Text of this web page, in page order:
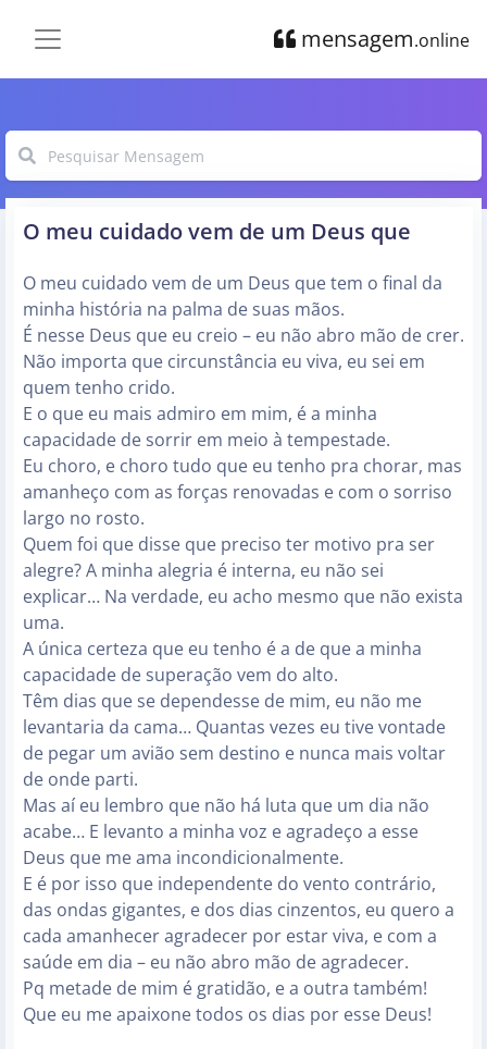
mensagem.online
O meu cuidado vem de um Deus que
O meu cuidado vem de um Deus que tem o final da
minha história na palma de suas mãos.
É nesse Deus que eu creio – eu não abro mão de crer.
Não importa que circunstância eu viva, eu sei em
quem tenho crido.
E o que eu mais admiro em mim, é a minha
capacidade de sorrir em meio à tempestade.
Eu choro, e choro tudo que eu tenho pra chorar, mas
amanheço com as forças renovadas e com o sorriso
largo no rosto.
Quem foi que disse que preciso ter motivo pra ser
alegre? A minha alegria é interna, eu não sei
explicar… Na verdade, eu acho mesmo que não exista
uma.
A única certeza que eu tenho é a de que a minha
capacidade de superação vem do alto.
Têm dias que se dependesse de mim, eu não me
levantaria da cama… Quantas vezes eu tive vontade
de pegar um avião sem destino e nunca mais voltar
de onde parti.
Mas aí eu lembro que não há luta que um dia não
acabe… E levanto a minha voz e agradeço a esse
Deus que me ama incondicionalmente.
E é por isso que independente do vento contrário,
das ondas gigantes, e dos dias cinzentos, eu quero a
cada amanhecer agradecer por estar viva, e com a
saúde em dia – eu não abro mão de agradecer.
Pq metade de mim é gratidão, e a outra também!
Que eu me apaixone todos os dias por esse Deus!